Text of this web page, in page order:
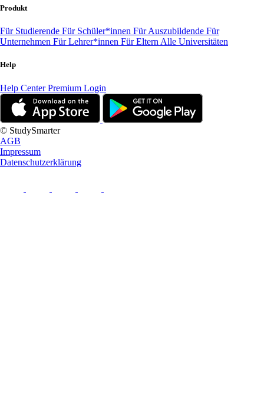
Produkt
Für Studierende Für Schüler*innen Für Auszubildende Für
Unternehmen Für Lehrer*innen Für Eltern Alle Universitäten
Help
Help CenterPremium Login
© StudySmarter
AGB
Impressum
Datenschutzerklärung